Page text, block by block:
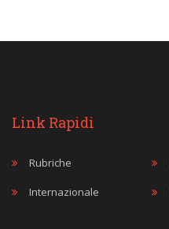
Link Rapidi
Rubriche
Internazionale